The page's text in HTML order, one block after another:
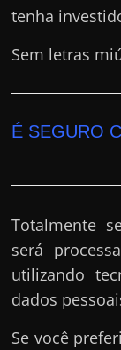
tenha
Sem letras
É SEGURO
Totalmente
será
utilizando
dados
Se você